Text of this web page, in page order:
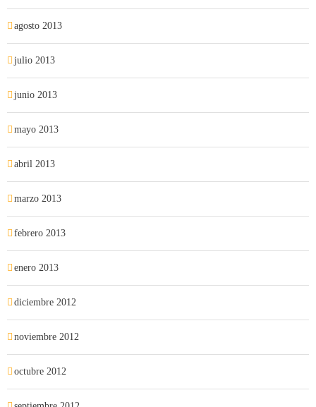
agosto 2013
julio 2013
junio 2013
mayo 2013
abril 2013
marzo 2013
febrero 2013
enero 2013
diciembre 2012
noviembre 2012
octubre 2012